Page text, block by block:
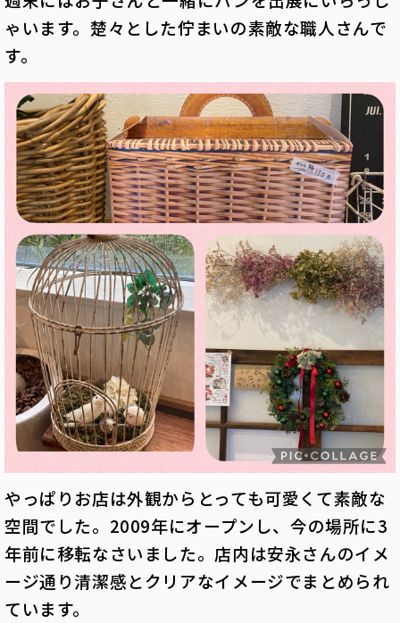
ゃいます。楚々とした佇まいの素敵な職人さんで
す。
やっぱりお店は外観からとっても可愛くて素敵な
空間でした。 2009年にオープンし、今の場所に3
年前に移転なさいました。 店内は安永さんのイメ
ージ通り清潔感とクリアなイメージでまとめられ
ています。